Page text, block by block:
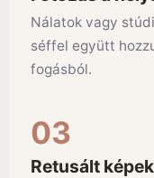
Nálatok vagy
séffel együtt
fogásból.
Retusált képek